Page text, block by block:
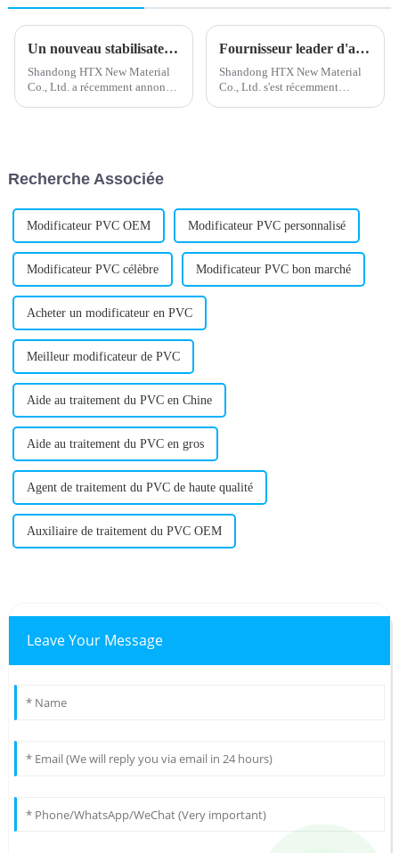
Un nouveau stabilisateur de plomb composé améliore les performances de la batterie
Shandong HTX New Material
Co., Ltd. a récemment annoncé
Fournisseur leader d'adjuvants de traitement du PVC
Shandong HTX New Material
Co., Ltd. s'est récemment
Recherche Associée
Modificateur PVC OEM Modificateur PVC personnalisé
Modificateur PVC célèbre Modificateur PVC bon marché
Acheter un modificateur en PVC
Meilleur modificateur de PVC
Aide au traitement du PVC en Chine
Aide au traitement du PVC en gros
Agent de traitement du PVC de haute qualité
Auxiliaire de traitement du PVC OEM
Leave Your Message